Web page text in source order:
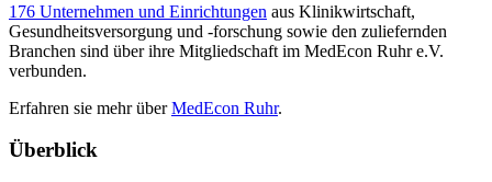
176 Unternehmen und Einrichtungen aus Klinikwirtschaft,
Gesundheitsversorgung und -forschung sowie den zuliefernden
Branchen sind über ihre Mitgliedschaft im MedEcon Ruhr e.V.
verbunden.
Erfahren sie mehr überMedEcon Ruhr.
Überblick